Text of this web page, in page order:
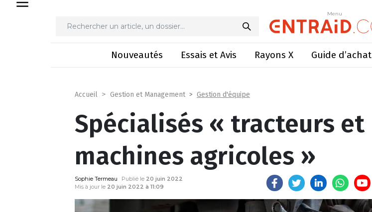
Menu
Nouveautés Essais et Avis Rayons X Guide d’achat
Menu
Spécialisés « tracteurs et machines agricoles »
Accueil Gestion et Management Gestion d'équipe
Spécialisés « tracteurs et
machines agricoles »
Sophie Termeau Publié le 20 juin 2022
Mis à jour le 20 juin 2022 à 11:09